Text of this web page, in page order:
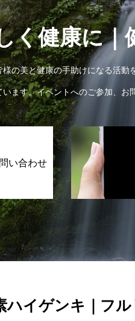
く健康に
の美と健康の手助けになる活動
ます。イベントへのご参加、
い合わせ
ハイゲンキ｜フ